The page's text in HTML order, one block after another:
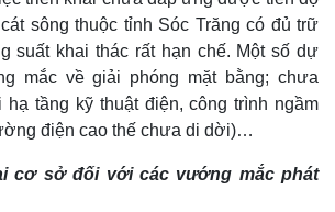
sông thuộc tỉnh Sóc Trăng có đủ trữ
suất khai thác rất hạn chế. Một số dự
mắc về giải phóng mặt bằng; chưa
hạ tầng kỹ thuật điện, công trình ngầm
điện cao thế chưa di dời)…
cơ sở đối với các vướng mắc phát